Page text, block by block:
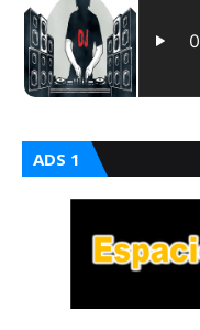
ADS 1